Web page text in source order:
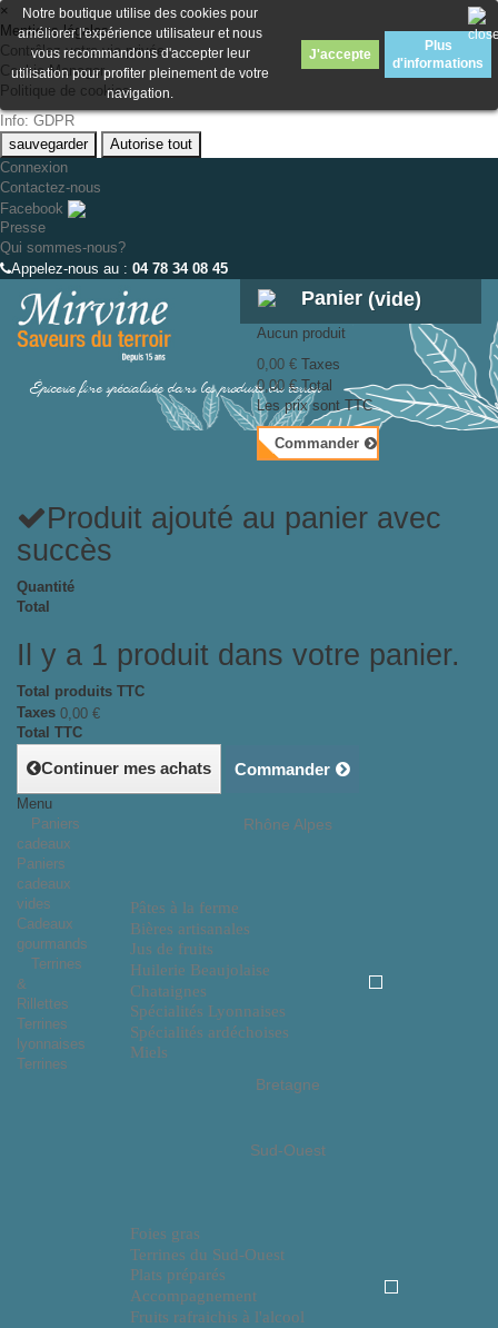
×
Mentions légales
Contrôlez votre vie privée
Cookie Manager
Politique de cookies
Info: GDPR
sauvegarder
Autorise tout
Connexion
Contactez-nous
Facebook
Presse
Qui sommes-nous?
Appelez-nous au : 04 78 34 08 45
Épicerie fine spécialisée dans les produits du terroir
Panier (vide)
Aucun produit
0,00 € Taxes
0,00 € Total
Les prix sont TTC
Commander
Produit ajouté au panier avec
succès
Quantité
Total
Il y a 1 produit dans votre panier.
Total produits TTC
Taxes 0,00 €
Total TTC
Continuer mes achats Commander
Rhône Alpes
Pâtes à la ferme
Bières artisanales
Jus de fruits
Huilerie Beaujolaise
Chataignes
Spécialités Lyonnaises
Spécialités ardéchoises
Miels
Bretagne
Sud-Ouest
Foies gras
Terrines du Sud-Ouest
Plats préparés
Accompagnement
Fruits rafraichis à l'alcool
Menu
Paniers
cadeaux
Paniers
cadeaux
vides
Cadeaux
gourmands
Terrines
&
Rillettes
Terrines
lyonnaises
Terrines
Notre boutique utilise des cookies pour
améliorer l'expérience utilisateur et nous
vous recommandons d'accepter leur
utilisation pour profiter pleinement de votre
navigation.
J'accepte
Plus
d'informations